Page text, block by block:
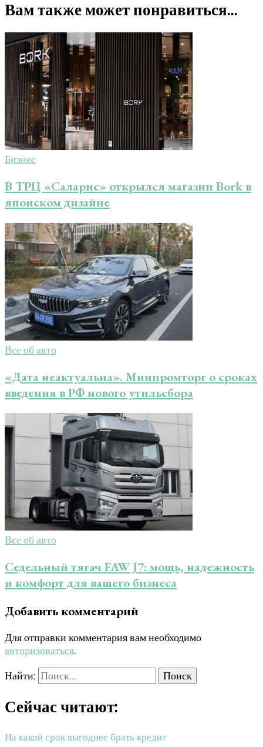
Вам также может понравиться...
Бизнес
В ТРЦ «Саларис» открылся магазин Bork в
японском дизайне
Все об авто
«Дата неактуальна». Минпромторг о сроках
введения в РФ нового утильсбора
Все об авто
Седельный тягач FAW J7: мощь, надежность
и комфорт для вашего бизнеса
Добавить комментарий
Для отправки комментария вам необходимо
авторизоваться.
Найти:
Сейчас читают:
На какой срок выгоднее брать кредит